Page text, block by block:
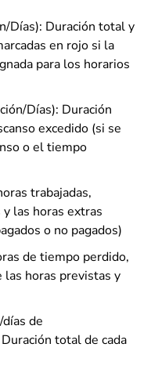
Días): Duración total y
en rojo si la
para los horarios
Días): Duración
excedido (si se
o el tiempo
trabajadas,
las horas extras
o no pagados)
de tiempo perdido,
las horas previstas y
de
total de cada